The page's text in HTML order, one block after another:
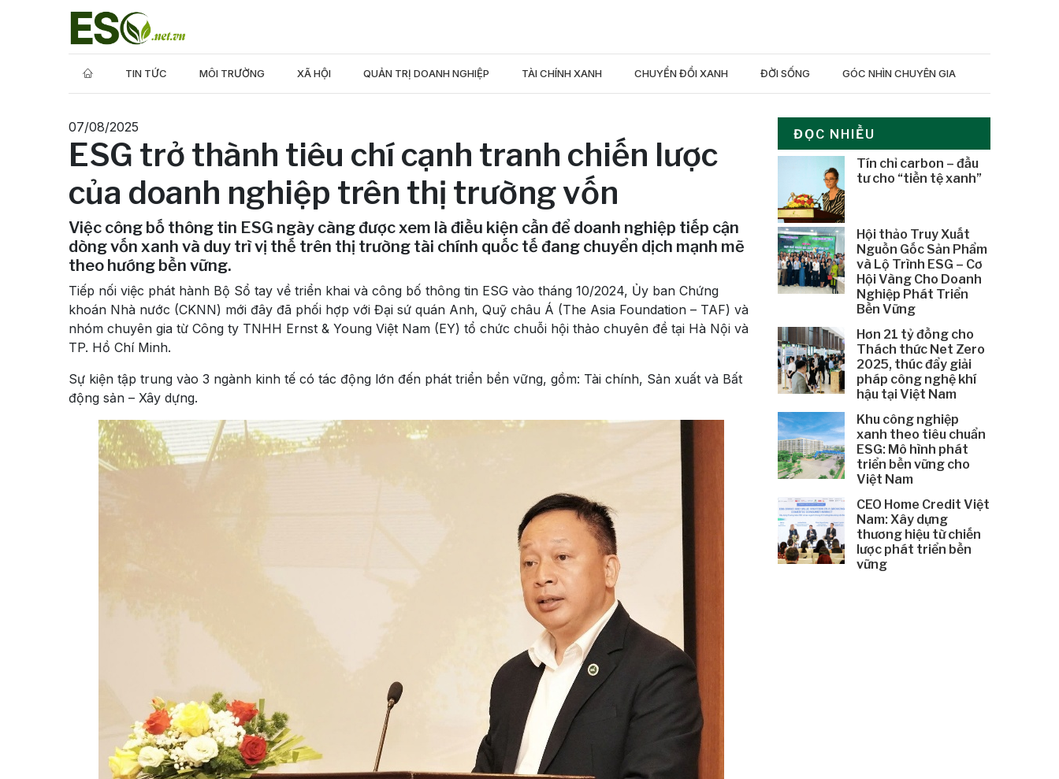
TIN TỨC MÔI TRƯỜNG XÃ HỘI QUẢN TRỊ DOANH NGHIỆP TÀI CHÍNH XANH CHUYỂN ĐỔI XANH ĐỜI SỐNG GÓC NHÌN CHUYÊN GIA
07/08/2025
ESG trở thành tiêu chí cạnh tranh chiến lược
của doanh nghiệp trên thị trường vốn
Việc công bố thông tin ESG ngày càng được xem là điều kiện cần để doanh nghiệp tiếp cận
dòng vốn xanh và duy trì vị thế trên thị trường tài chính quốc tế đang chuyển dịch mạnh mẽ
theo hướng bền vững.
Tiếp nối việc phát hành Bộ Sổ tay về triển khai và công bố thông tin ESG vào tháng 10/2024, Ủy ban Chứng
khoán Nhà nước (CKNN) mới đây đã phối hợp với Đại sứ quán Anh, Quỹ châu Á (The Asia Foundation – TAF) và
nhóm chuyên gia từ Công ty TNHH Ernst & Young Việt Nam (EY) tổ chức chuỗi hội thảo chuyên đề tại Hà Nội và
TP. Hồ Chí Minh.
Sự kiện tập trung vào 3 ngành kinh tế có tác động lớn đến phát triển bền vững, gồm: Tài chính, Sản xuất và Bất
động sản – Xây dựng.
ĐỌC NHIỀU
Tín chỉ carbon – đầu
tư cho “tiền tệ xanh”
Hội thảo Truy Xuất
Nguồn Gốc Sản Phẩm
và Lộ Trình ESG – Cơ
Hội Vàng Cho Doanh
Nghiệp Phát Triển
Bền Vững
Hơn 21 tỷ đồng cho
Thách thức Net Zero
2025, thúc đẩy giải
pháp công nghệ khí
hậu tại Việt Nam
Khu công nghiệp
xanh theo tiêu chuẩn
ESG: Mô hình phát
triển bền vững cho
Việt Nam
CEO Home Credit Việt
Nam: Xây dựng
thương hiệu từ chiến
lược phát triển bền
vững